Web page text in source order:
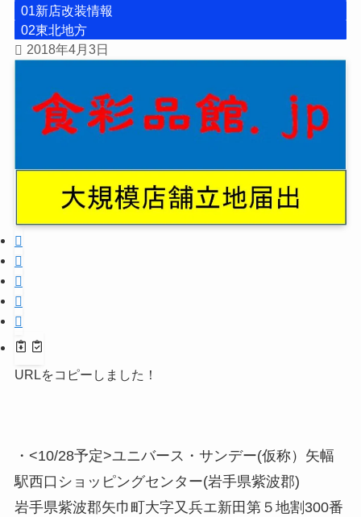
01新店改装情報
02東北地方
2018年4月3日
URLをコピーしました！
・<10/28予定>ユニバース・サンデー(仮称）矢幅
駅西口ショッピングセンター(岩手県紫波郡)
岩手県紫波郡矢巾町大字又兵エ新田第５地割300番